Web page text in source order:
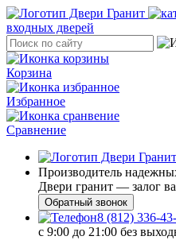
входных дверей
Корзина
Избранное
Сравнение
Производитель
Двери гранит — залог
Обратный звонок
8 (812) 336-
с 9:00 до 21:00 без